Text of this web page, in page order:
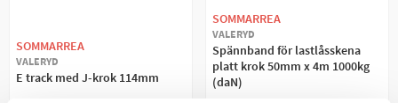
SOMMARREA
VALERYD
E track med J-krok 114mm
SOMMARREA
VALERYD
Spännband för lastlåsskena
platt krok 50mm x 4m 1000kg
(daN)